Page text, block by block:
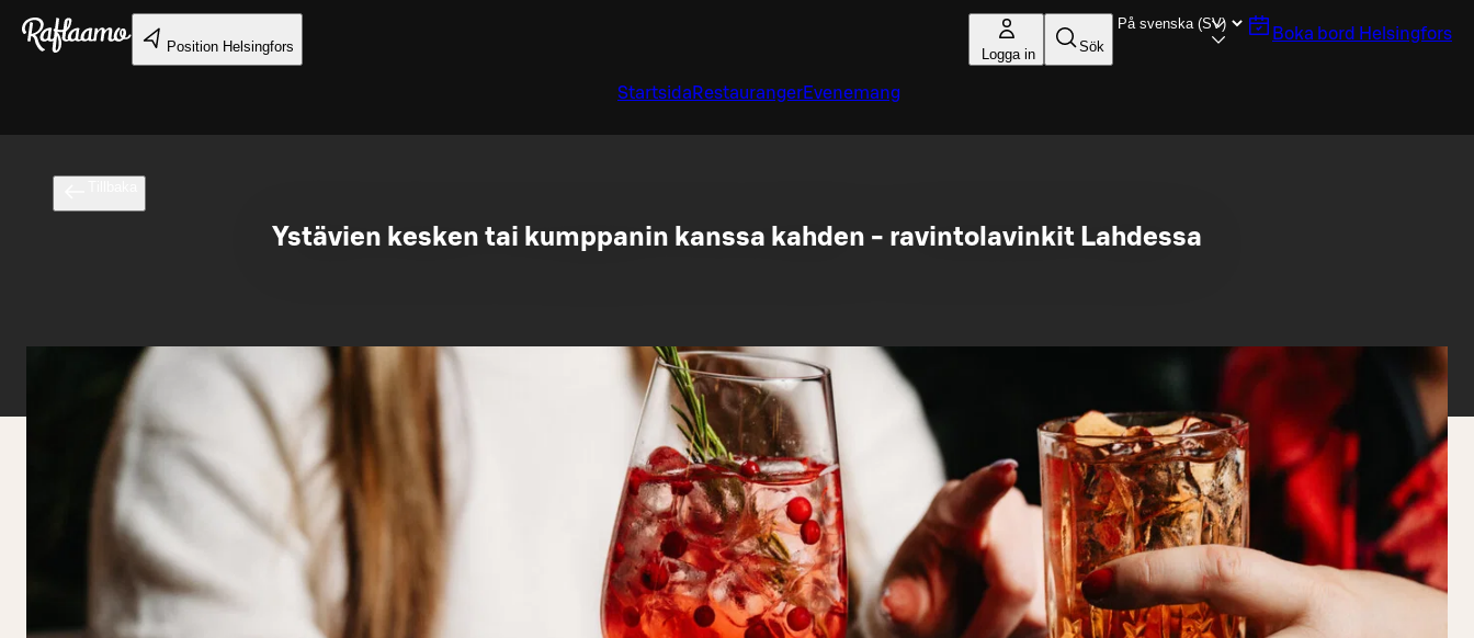
Gå till huvudinnehållet
Position Helsingfors Logga in Sök
Boka bord Helsingfors
Startsida RestaurangerEvenemang
Ystävien kesken tai kumppanin kanssa kahden - ravintolavinkit Lahdessa